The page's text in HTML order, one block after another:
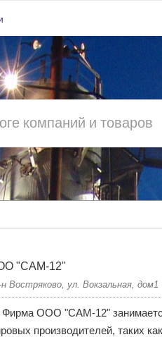
"САМ-12"
Востряково, ул. Вокзальная, дом1
Фирма ООО "САМ-12"
производителей, таких